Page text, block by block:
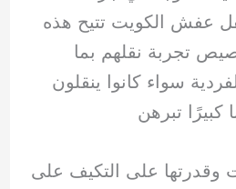
عفش الكويت تتيح هذه
تجربة نقلهم بما
سواء كانوا ينقلون
كبيرًا تبرهن
وقدرتها على التكيف على